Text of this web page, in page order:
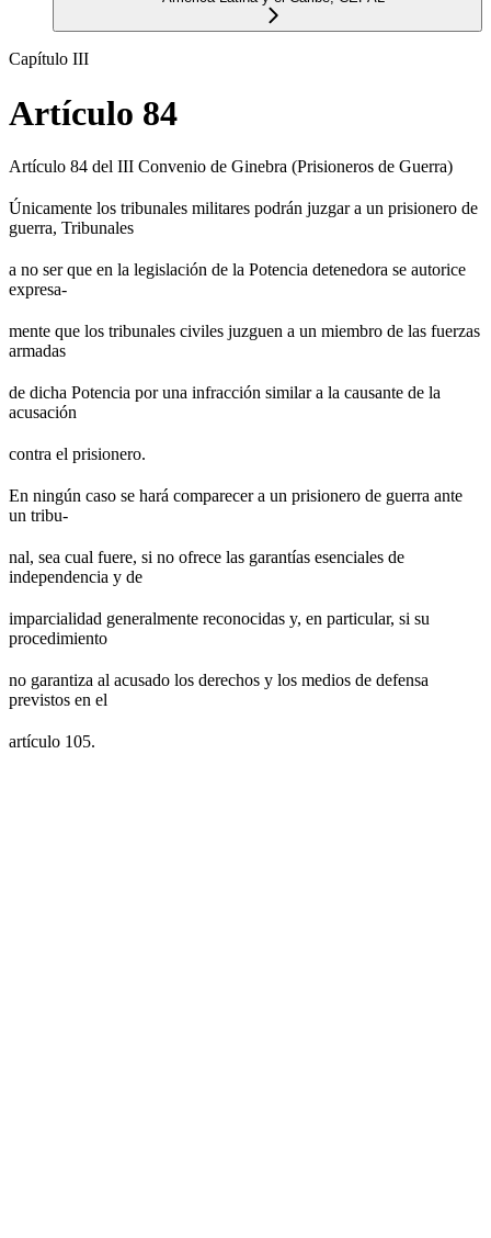
Capítulo III
Artículo 84
Artículo 84 del III Convenio de Ginebra (Prisioneros de Guerra)
Únicamente los tribunales militares podrán juzgar a un prisionero de
guerra, Tribunales
a no ser que en la legislación de la Potencia detenedora se autorice
expresa-
mente que los tribunales civiles juzguen a un miembro de las fuerzas
armadas
de dicha Potencia por una infracción similar a la causante de la
acusación
contra el prisionero.
En ningún caso se hará comparecer a un prisionero de guerra ante
un tribu-
nal, sea cual fuere, si no ofrece las garantías esenciales de
independencia y de
imparcialidad generalmente reconocidas y, en particular, si su
procedimiento
no garantiza al acusado los derechos y los medios de defensa
previstos en el
artículo 105.